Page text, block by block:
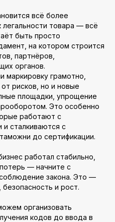
всё более
товара — всё
быть просто
на котором строится
партнёров,
органов.
маркировку грамотно,
рисков, но и новые
площадки, упрощение
Это особенно
работают с
сталкиваются с
до сертификации.
работал стабильно,
— начните с
закона. Это —
и рост.
организовать
кодов до ввода в